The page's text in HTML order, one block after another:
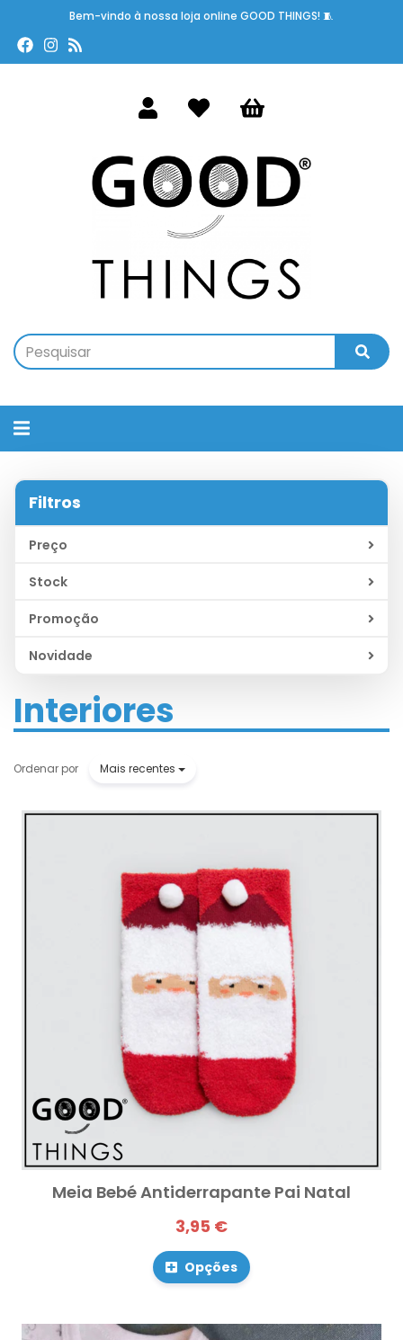
Bem-vindo à nossa loja online GOOD THINGS! 🧵
Alternar
navegação
Filtros
Preço
Stock
Promoção
Novidade
Interiores
Ordenar por Mais recentes
Meia Bebé Antiderrapante Pai Natal
3,95 €
Opções